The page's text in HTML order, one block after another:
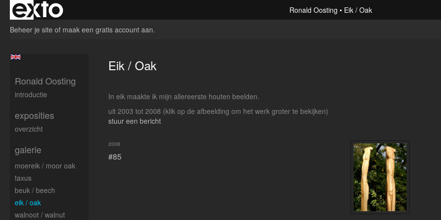
Ronald Oosting
Eik / Oak
Beheer je site of maak een gratis account aan.
Eik / Oak
In eik maakte ik mijn allereerste houten beelden.
uit 2003 tot 2008 (klik op de afbeelding om het werk groter te bekijken)
stuur een bericht
#85
2008
Ronald Oosting
introductie
exposities
overzicht
galerie
moereik / moor oak
taxus
beuk / beech
eik / oak
walnoot / walnut